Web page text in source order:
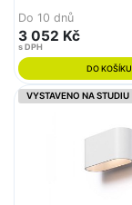
Do 10 dnů
3 052 Kč
s DPH
DO KOŠÍKU
VYSTAVENO NA STUDIU